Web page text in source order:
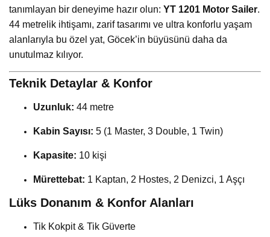
tanımlayan bir deneyime hazır olun: YT 1201 Motor Sailer.
44 metrelik ihtişamı, zarif tasarımı ve ultra konforlu yaşam
alanlarıyla bu özel yat, Göcek’in büyüsünü daha da
unutulmaz kılıyor.
Teknik Detaylar & Konfor
Uzunluk: 44 metre
Kabin Sayısı: 5 (1 Master, 3 Double, 1 Twin)
Kapasite: 10 kişi
Mürettebat: 1 Kaptan, 2 Hostes, 2 Denizci, 1 Aşçı
Lüks Donanım & Konfor Alanları
Tik Kokpit & Tik Güverte